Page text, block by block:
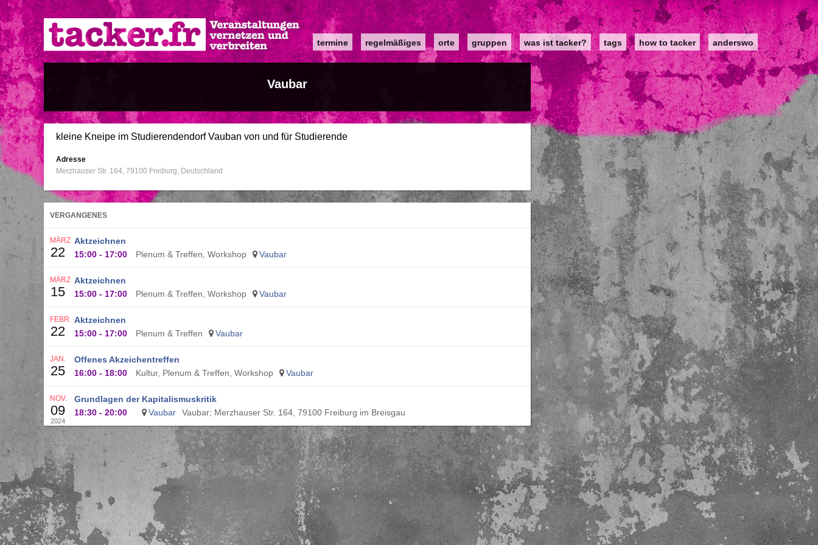
Direkt
zum
Inhalt
Main
navigation
termine regelmäßiges orte gruppen was ist tacker? tags how to tacker anderswo
Vaubar
kleine Kneipe im Studierendendorf Vauban von und für Studierende
Adresse
Merzhauser Str. 164 79100 Freiburg Deutschland
VERGANGENES
Aktzeichnen
15:00 - 17:00 Plenum & Treffen, Workshop Vaubar
MÄRZ
22
Aktzeichnen
15:00 - 17:00 Plenum & Treffen, Workshop Vaubar
MÄRZ
15
Aktzeichnen
15:00 - 17:00 Plenum & Treffen Vaubar
FEBR.
22
Offenes Akzeichentreffen
16:00 - 18:00 Kultur, Plenum & Treffen, Workshop Vaubar
JAN.
25
Grundlagen der Kapitalismuskritik
18:30 - 20:00 Vaubar Vaubar; Merzhauser Str. 164, 79100 Freiburg im Breisgau
NOV.
09
2024